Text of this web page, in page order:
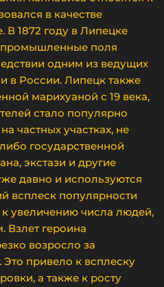
в качестве
В 1872 году в Липецке
поля
одним из ведущих
в России. Липецк также
марихуаной с 19 века,
стало популярно
частных участках, не
государственной
экстази и другие
давно и используются
всплеск популярности
к увеличению числа людей,
Взлет героина
возросло за
Это привело к всплеску
а также к росту